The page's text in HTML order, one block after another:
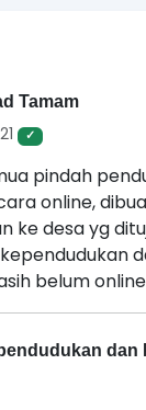
Tamam
✓
pindah
online,
ke desa yg
belum
dan